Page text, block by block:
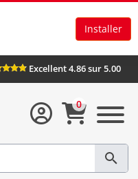
Installer
Excellent 4.86 sur 5.00
0